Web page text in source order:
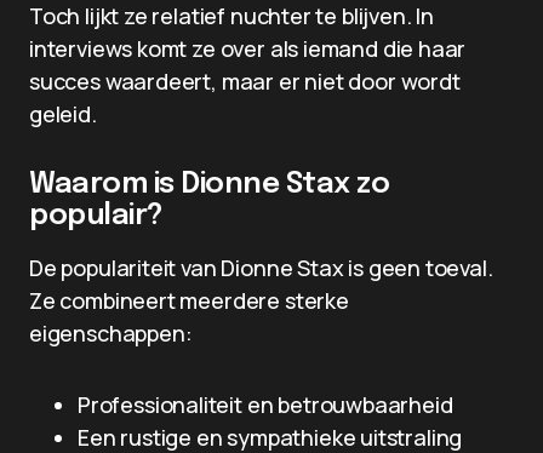
Toch lijkt ze relatief nuchter te blijven. In
interviews komt ze over als iemand die haar
succes waardeert, maar er niet door wordt
geleid.
Waarom is Dionne Stax zo
populair?
De populariteit van Dionne Stax is geen toeval.
Ze combineert meerdere sterke
eigenschappen:
Professionaliteit en betrouwbaarheid
Een rustige en sympathieke uitstraling